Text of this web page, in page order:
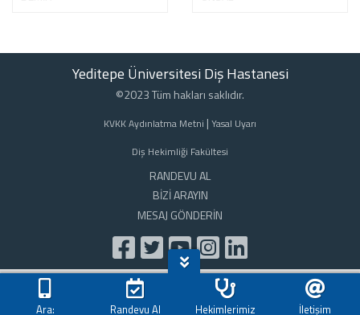
Yeditepe Üniversitesi Diş Hastanesi
©2023 Tüm hakları saklıdır.
KVKK Aydınlatma Metni | Yasal Uyarı
Diş Hekimliği Fakültesi
RANDEVU AL
BİZİ ARAYIN
MESAJ GÖNDERİN
Ara: Randevu Al Hekimlerimiz İletişim